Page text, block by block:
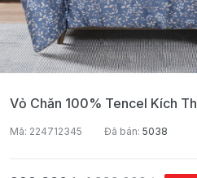
Vỏ Chăn 100% Tencel Kích
Mã: 224712345 Đã bán: 5038